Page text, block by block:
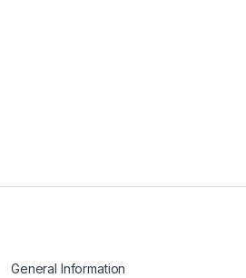
General Information